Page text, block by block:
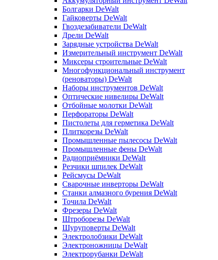
Болгарки DeWalt
Гайковерты DeWalt
Гвоздезабиватели DeWalt
Дрели DeWalt
Зарядные устройства DeWalt
Измерительный инструмент DeWalt
Миксеры строительные DeWalt
Многофункциональный инструмент
(реноваторы) DeWalt
Наборы инструментов DeWalt
Оптические нивелиры DeWalt
Отбойные молотки DeWalt
Перфораторы DeWalt
Пистолеты для герметика DeWalt
Плиткорезы DeWalt
Промышленные пылесосы DeWalt
Промышленные фены DeWalt
Радиоприёмники DeWalt
Резчики шпилек DeWalt
Рейсмусы DeWalt
Сварочные инверторы DeWalt
Станки алмазного бурения DeWalt
Точила DeWalt
Фрезеры DeWalt
Штроборезы DeWalt
Шуруповерты DeWalt
Электролобзики DeWalt
Электроножницы DeWalt
Электрорубанки DeWalt